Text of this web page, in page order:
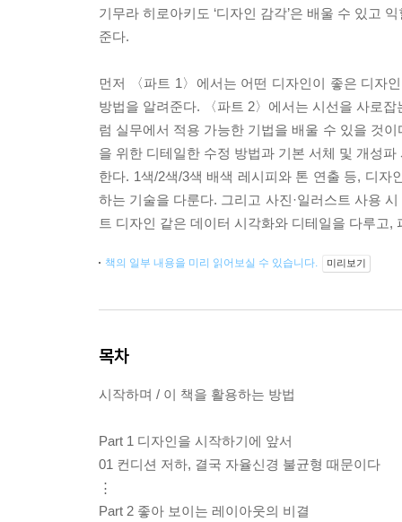
기무라 히로아키도 ‘디자인 감각’은 배울 수 있고
준다.
먼저 〈파트 1〉에서는 어떤 디자인이 좋은 디자
방법을 알려준다. 〈파트 2〉에서는 시선을 사로
럼 실무에서 적용 가능한 기법을 배울 수 있을 것
을 위한 디테일한 수정 방법과 기본 서체 및 개성
한다. 1색/2색/3색 배색 레시피와 톤 연출 등, 디
하는 기술을 다룬다. 그리고 사진·일러스트 사용
트 디자인 같은 데이터 시각화와 디테일을 다루고
책의 일부 내용을 미리 읽어보실 수 있습니다. 미리보기
목차
시작하며 / 이 책을 활용하는 방법
Part 1 디자인을 시작하기에 앞서
01 컨디션 저하, 결국 자율신경 불균형 때문이다
⋮
Part 2 좋아 보이는 레이아웃의 비결